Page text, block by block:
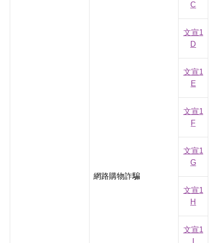
網路購物詐騙
C
文宣1
D
文宣1
E
文宣1
F
文宣1
G
文宣1
H
文宣1